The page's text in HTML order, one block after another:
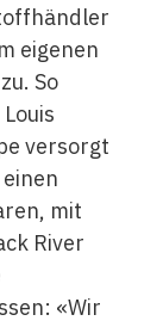
eigenen
So
versorgt
einen
mit
River
«Wir